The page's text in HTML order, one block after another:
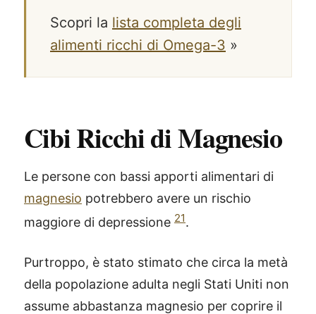
Scopri la lista completa degli
alimenti ricchi di Omega-3 »
Cibi Ricchi di Magnesio
Le persone con bassi apporti alimentari di
magnesio potrebbero avere un rischio
maggiore di depressione 21.
Purtroppo, è stato stimato che circa la metà
della popolazione adulta negli Stati Uniti non
assume abbastanza magnesio per coprire il